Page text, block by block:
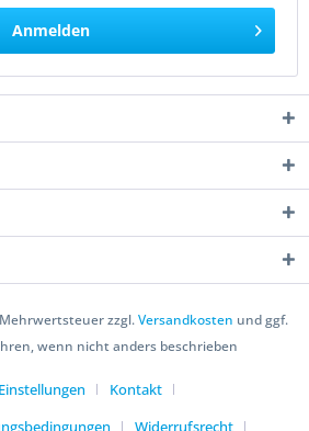
Anmelden
zzgl.Versandkosten und ggf.
wenn nicht anders beschrieben
Kontakt
Widerrufsrecht